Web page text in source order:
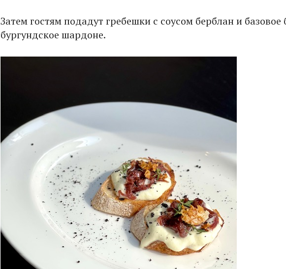
Затем гостям подадут гребешки с соусом берблан и базовое
бургундское шардоне.